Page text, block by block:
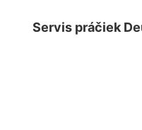
Servis práčiek